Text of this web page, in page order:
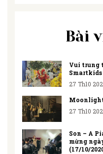
Bài
Vui trung
Smartkids
27 Th10
Moonlight
27 Th10
Son – A
mừng
(17/10/